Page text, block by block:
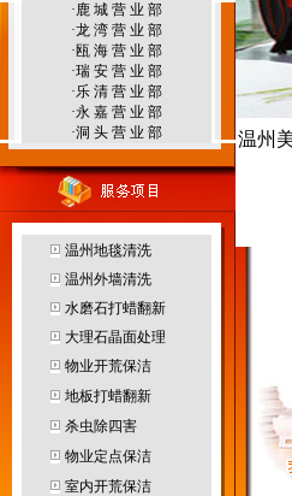
·鹿 城 营 业 部
·龙 湾 营 业 部
·瓯 海 营 业 部
·瑞 安 营 业 部
·乐 清 营 业 部
·永 嘉 营 业 部
·洞 头 营 业 部 温州
温州地毯清洗
温州外墙清洗
水磨石打蜡翻新
大理石晶面处理
物业开荒保洁
地板打蜡翻新
杀虫除四害
物业定点保洁
室内开荒保洁
温州地毯清洗
温州环境治理
温州园林绿化
温州防水补漏
烟雾机